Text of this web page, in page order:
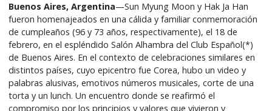
Buenos Aires, Argentina—Sun Myung Moon y Hak Ja Han
fueron homenajeados en una cálida y familiar conmemoración
de cumpleaños (96 y 73 años, respectivamente), el 18 de
febrero, en el espléndido Salón Alhambra del Club Español(*)
de Buenos Aires. En el contexto de celebraciones similares en
distintos países, cuyo epicentro fue Corea, hubo un video y
palabras alusivas, emotivos números musicales, corte de una
torta y un lunch. Un encuentro donde se reafirmó el
compromiso por los principios y valores que vivieron y